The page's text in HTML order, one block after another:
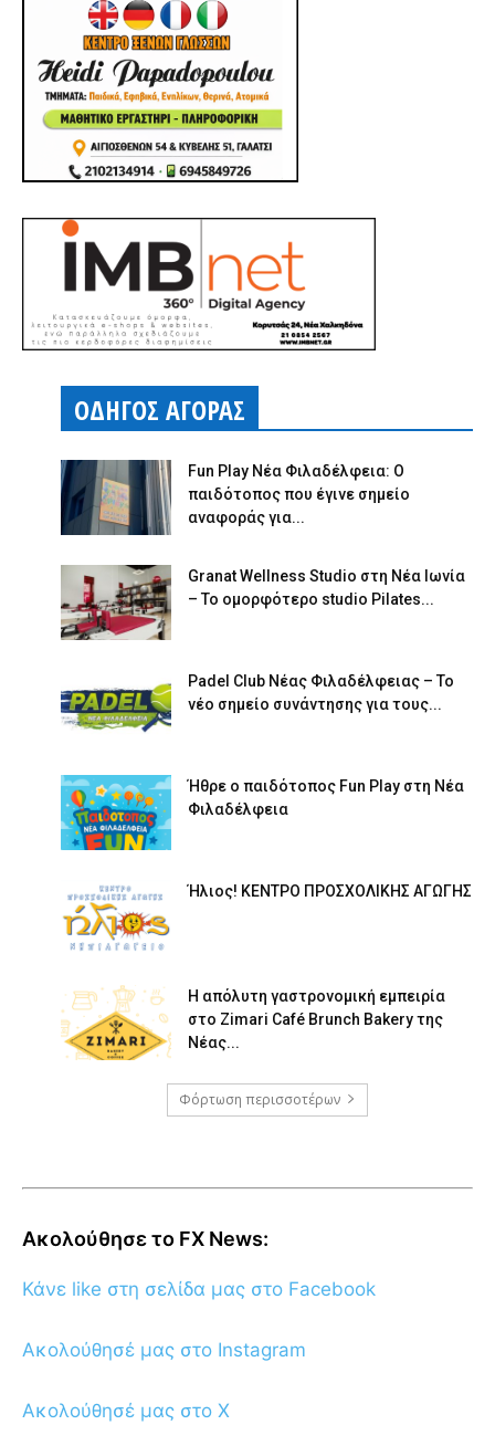
ΟΔΗΓΟΣ ΑΓΟΡΑΣ
Fun Play Νέα Φιλαδέλφεια: Ο
παιδότοπος που έγινε σημείο
αναφοράς για...
Granat Wellness Studio στη Νέα Ιωνία
– Το ομορφότερο studio Pilates...
Padel Club Νέας Φιλαδέλφειας – Το
νέο σημείο συνάντησης για τους...
Ήθρε ο παιδότοπος Fun Play στη Νέα
Φιλαδέλφεια
Ήλιος! ΚΕΝΤΡΟ ΠΡΟΣΧΟΛΙΚΗΣ ΑΓΩΓΗΣ
Η απόλυτη γαστρονομική εμπειρία
στο Zimari Café Brunch Bakery της
Νέας...
Φόρτωση περισσοτέρων
Ακολούθησε το FX News:
Κάνε like στη σελίδα μας στο Facebook
Ακολούθησέ μας στο Instagram
Ακολούθησέ μας στο X